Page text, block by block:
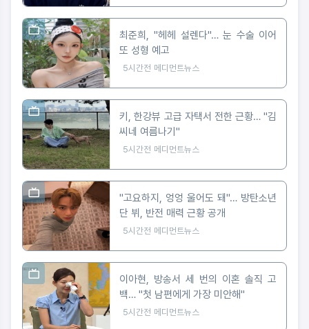
최준희, "헤헤 설렌다"… 눈 수술 이어
또 성형 예고
5시간전 메디먼트뉴스
키, 한강뷰 고급 자택서 전한 근황… "김
씨네 여름나기"
5시간전 메디먼트뉴스
"고요하지, 엉엉 울어도 돼"… 방탄소년
단 뷔, 반전 매력 근황 공개
5시간전 메디먼트뉴스
이아현, 방송서 세 번의 이혼 솔직 고
백… "첫 남편에게 가장 미안해"
5시간전 메디먼트뉴스